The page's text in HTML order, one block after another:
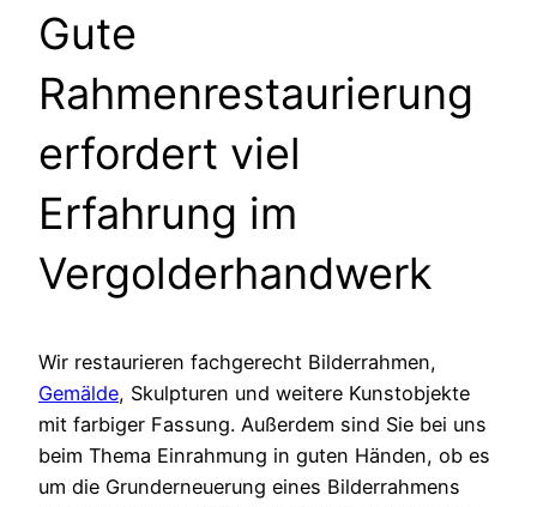
Gute
Rahmenrestaurierung
erfordert viel
Erfahrung im
Vergolderhandwerk
Wir restaurieren fachgerecht Bilderrahmen,
Gemälde, Skulpturen und weitere Kunstobjekte
mit farbiger Fassung. Außerdem sind Sie bei uns
beim Thema Einrahmung in guten Händen, ob es
um die Grunderneuerung eines Bilderrahmens